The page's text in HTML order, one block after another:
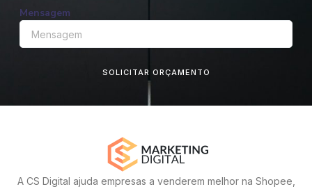
Mensagem
SOLICITAR ORÇAMENTO
A CS Digital ajuda empresas a venderem melhor na Shopee,